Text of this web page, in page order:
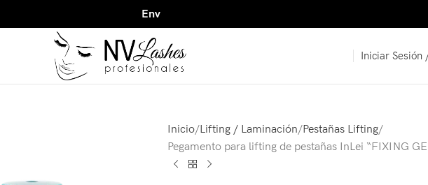
Envío gratuito para compras superiores a 150 €.
Iniciar Sesión
Inicio Lifting / Laminación Pestañas Lifting
Pegamento para lifting de pestañas InLei “FIXING